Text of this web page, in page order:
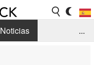
Noticias
...